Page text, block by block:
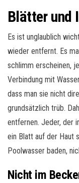
Blätter und
Es ist unglaublich
wieder entfernt. Es
schlimm erscheinen,
Verbindung mit
dass man sie nicht
grundsätzlich trüb.
entfernen. Jeder, der
ein Blatt auf der Haut
Poolwasser baden,
Nicht im